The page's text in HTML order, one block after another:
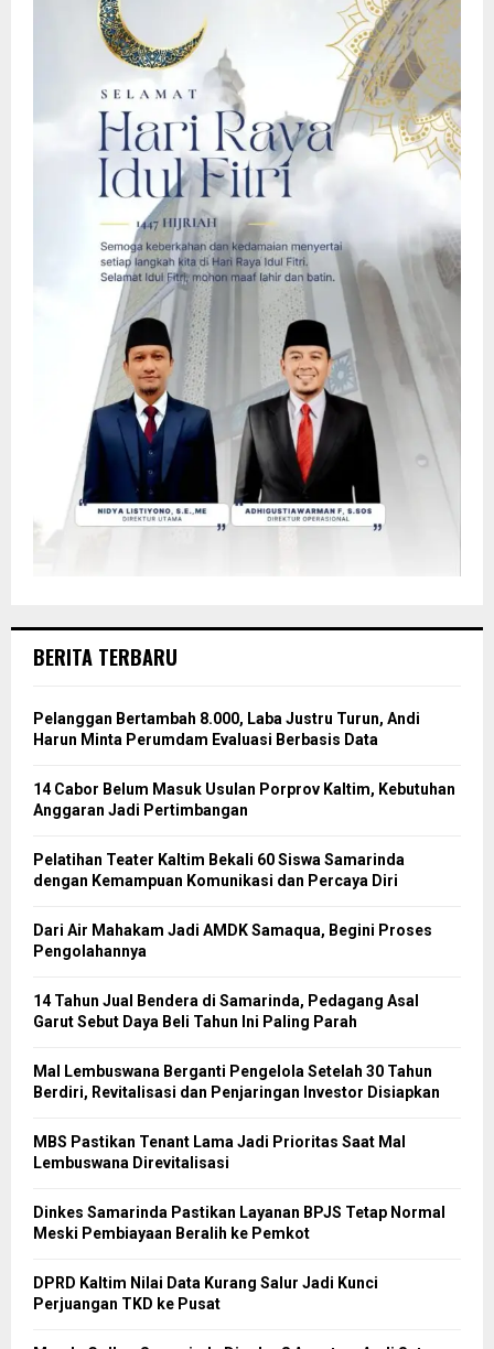
BERITA TERBARU
Pelanggan Bertambah 8.000, Laba Justru Turun, Andi
Harun Minta Perumdam Evaluasi Berbasis Data
14 Cabor Belum Masuk Usulan Porprov Kaltim, Kebutuhan
Anggaran Jadi Pertimbangan
Pelatihan Teater Kaltim Bekali 60 Siswa Samarinda
dengan Kemampuan Komunikasi dan Percaya Diri
Dari Air Mahakam Jadi AMDK Samaqua, Begini Proses
Pengolahannya
14 Tahun Jual Bendera di Samarinda, Pedagang Asal
Garut Sebut Daya Beli Tahun Ini Paling Parah
Mal Lembuswana Berganti Pengelola Setelah 30 Tahun
Berdiri, Revitalisasi dan Penjaringan Investor Disiapkan
MBS Pastikan Tenant Lama Jadi Prioritas Saat Mal
Lembuswana Direvitalisasi
Dinkes Samarinda Pastikan Layanan BPJS Tetap Normal
Meski Pembiayaan Beralih ke Pemkot
DPRD Kaltim Nilai Data Kurang Salur Jadi Kunci
Perjuangan TKD ke Pusat